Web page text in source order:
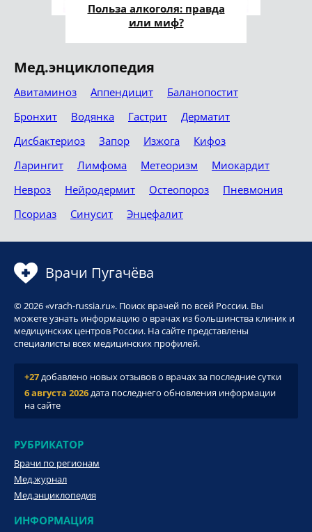
Польза алкоголя: правда
или миф?
Мед.энциклопедия
Авитаминоз Аппендицит
Баланопостит
Бронхит
Водянка Гастрит
Дерматит
Дисбактериоз
Запор Изжога
Кифоз
Ларингит
Лимфома Метеоризм
Миокардит
Невроз
Нейродермит Остеопороз
Пневмония
Псориаз
Синусит Энцефалит
Врачи Пугачёва
© 2026 «vrach-russia.ru». Поиск врачей по всей России. Вы
можете узнать информацию о врачах из большинства клиник и
медицинских центров России. На сайте представлены
специалисты всех медицинских профилей.
+27добавлено новых отзывов о врачах за последние сутки
6 августа 2026дата последнего обновления информации
на сайте
РУБРИКАТОР
Врачи по регионам
Мед.журнал
Мед.энциклопедия
ИНФОРМАЦИЯ